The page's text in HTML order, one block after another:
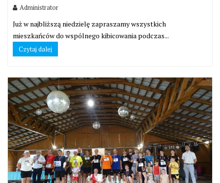
Administrator
Już w najbliższą niedzielę zapraszamy wszystkich
mieszkańców do wspólnego kibicowania podczas...
Czytaj dalej